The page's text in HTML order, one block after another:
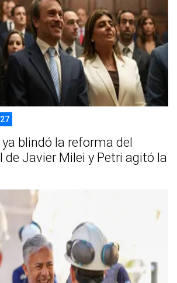
blindó la reforma del
de Javier Milei y Petri agitó la